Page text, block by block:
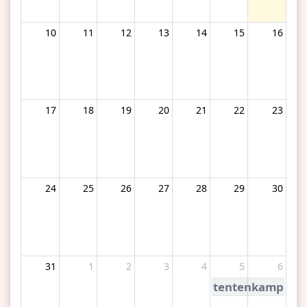
10 11 12 13 14 15 16
17 18 19 20 21 22 23
24 25 26 27 28 29 30
31 1 2 3 4 5
tentenkamp
6